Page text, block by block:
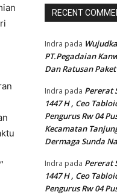
RECENT
Indra pada
PT.Pegadaian
Dan Ratusan
Indra pada Pererat
1447 H , Ceo
Pengurus Rw 04
Kecamatan
Dermaga Sunda
Indra pada Pererat
1447 H , Ceo
Pengurus Rw 04